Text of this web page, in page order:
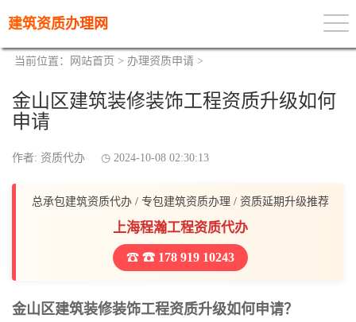
建筑资质办理网
当前位置： 网站首页 > 办理资质申请 >
金山区建筑装修装饰工程资质升级如何
申请
作者: 资质代办 2024-10-08 02:30:13
总承包建筑资质代办 / 专包建筑资质办理 / 资质延期升级推荐
上海程瀚工程资质代办
☎ 178 919 10243
金山区建筑装修装饰工程资质升级如何申请？